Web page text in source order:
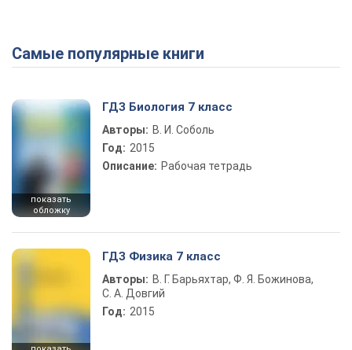
Самые популярные книги
показать
обложку
ГДЗ Биология 7 класс
Авторы: В. И. Соболь
Год: 2015
Описание: Рабочая тетрадь
ГДЗ Физика 7 класс
Авторы: В. Г. Барьяхтар, Ф. Я. Божинова,
С. А. Довгий
Год: 2015